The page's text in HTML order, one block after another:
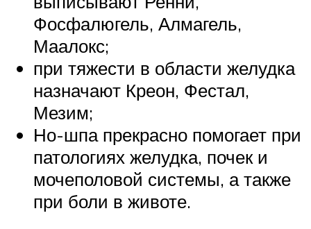
Фосфалюгель, Алмагель,
Маалокс;
при тяжести в области желудка
назначают Креон, Фестал,
Мезим;
Но-шпа прекрасно помогает при
патологиях желудка, почек и
мочеполовой системы, а также
при боли в животе.